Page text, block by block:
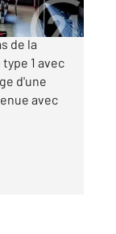
de la
1 avec
d'une
avec